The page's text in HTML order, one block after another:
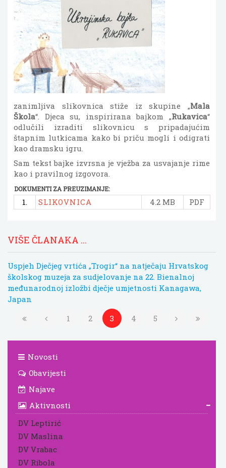
zanimljiva slikovnica stiže iz skupine „Mala
Škola“. Djeca su, inspirirana bajkom „Rukavica“
odlučili izraditi slikovnicu s pripadajućim
štapnim lutkicama kako bi priču mogli i odigrati
kao dramsku igru.
Sam tekst bajke izvrsna je vježba za usvajanje rime
kao i pravilnog izgovora.
DOKUMENTI ZA PREUZIMANJE:
1. SLIKOVNICA 4.2 MB PDF
VIŠE ČLANAKA ...
Uspjeh Dječjeg vrtića „Trogir“ na natječaju Hrvatskog
školskog muzeja za sudjelovanje na 22. Bienalnoj
međunarodnoj izložbi dječje umjetnosti Kanagawa,
Japan
1
2 3 4 5
Novosti
Obavijesti
Najave
Aktivnosti
DV Leptirić
DV Maslina
DV Vrabac
DV Ribola